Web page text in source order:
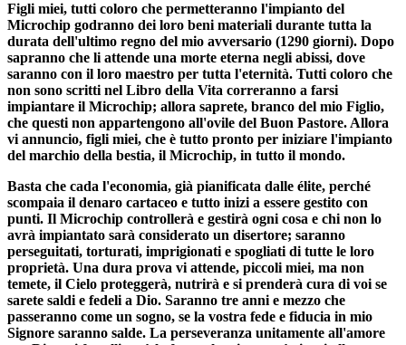
Figli miei, tutti coloro che permetteranno l'impianto del
Microchip godranno dei loro beni materiali durante tutta la
durata dell'ultimo regno del mio avversario (1290 giorni). Dopo
sapranno che li attende una morte eterna negli abissi, dove
saranno con il loro maestro per tutta l'eternità. Tutti coloro che
non sono scritti nel Libro della Vita correranno a farsi
impiantare il Microchip; allora saprete, branco del mio Figlio,
che questi non appartengono all'ovile del Buon Pastore. Allora
vi annuncio, figli miei, che è tutto pronto per iniziare l'impianto
del marchio della bestia, il Microchip, in tutto il mondo.
Basta che cada l'economia, già pianificata dalle élite, perché
scompaia il denaro cartaceo e tutto inizi a essere gestito con
punti. Il Microchip controllerà e gestirà ogni cosa e chi non lo
avrà impiantato sarà considerato un disertore; saranno
perseguitati, torturati, imprigionati e spogliati di tutte le loro
proprietà. Una dura prova vi attende, piccoli miei, ma non
temete, il Cielo proteggerà, nutrirà e si prenderà cura di voi se
sarete saldi e fedeli a Dio. Saranno tre anni e mezzo che
passeranno come un sogno, se la vostra fede e fiducia in mio
Signore saranno salde. La perseveranza unitamente all'amore